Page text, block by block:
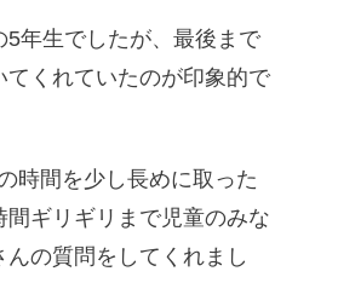
5年生でしたが、最後まで
てくれていたのが印象的で
時間を少し長めに取った
間ギリギリまで児童のみな
んの質問をしてくれまし